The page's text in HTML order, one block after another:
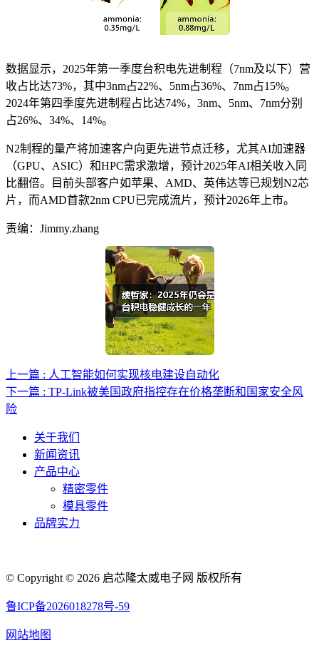
数据显示，2025年第一季度台积电先进制程（7nm及以下）营
收占比达73%，其中3nm占22%、5nm占36%、7nm占15%。
2024年第四季度先进制程占比达74%，3nm、5nm、7nm分别
占26%、34%、14%。
N2制程的量产将加速客户向更先进节点迁移，尤其AI加速器
（GPU、ASIC）和HPC需求激增，预计2025年AI相关收入同
比翻倍。目前头部客户如苹果、AMD、英伟达等已规划N2芯
片，而AMD首款2nm CPU已完成流片，预计2026年上市。
责编：Jimmy.zhang
上一篇 : 人工智能如何实现核电建设自动化
下一篇 : TP-Link被美国政府指控存在价格垄断和国家安全风
险
关于我们
新闻资讯
产品中心
精密零件
模具零件
品牌实力
© Copyright © 2026 启芯隆太威电子网 版权所有
鲁ICP备2026018278号-59
网站地图